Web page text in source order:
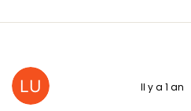
Il y a 1 an